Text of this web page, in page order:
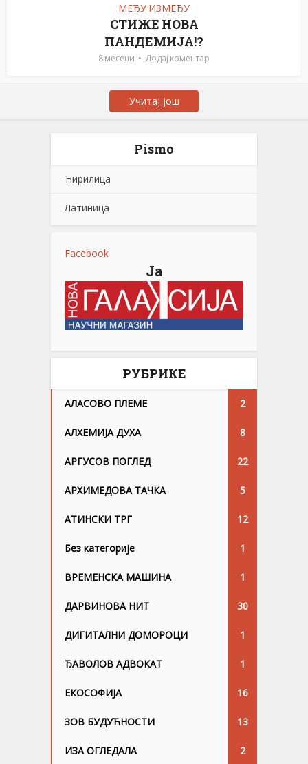
МЕЂУ ИЗМЕЂУ
СТИЖЕ НОВА
ПАНДЕМИЈА!?
8 месеци Додај коментар
Учитај још
Pismo
Ћирилица
Латиница
Facebook
Ја
РУБРИКЕ
АЛАСОВО ПЛЕМЕ 2
АЛХЕМИЈА ДУХА 8
АРГУСОВ ПОГЛЕД 22
АРХИМЕДОВА ТАЧКА 5
АТИНСКИ ТРГ 12
Без категорије 1
ВРЕМЕНСКА МАШИНА 1
ДАРВИНОВА НИТ 30
ДИГИТАЛНИ ДОМОРОЦИ 1
ЂАВОЛОВ АДВОКАТ 1
ЕКОСОФИЈА 16
ЗОВ БУДУЋНОСТИ 13
ИЗА ОГЛЕДАЛА 2